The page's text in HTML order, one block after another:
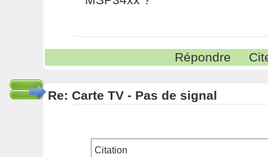
Répondre
Re: Carte TV - Pas de signal
Citation